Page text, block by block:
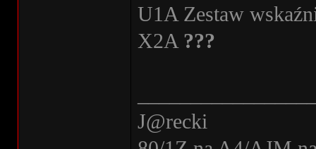
U1A Zestaw
X2A ???
J@recki